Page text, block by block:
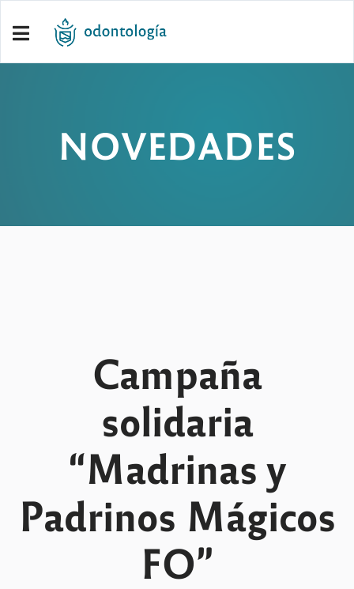
NOVEDADES
Campaña
solidaria
“Madrinas y
Padrinos Mágicos
FO”